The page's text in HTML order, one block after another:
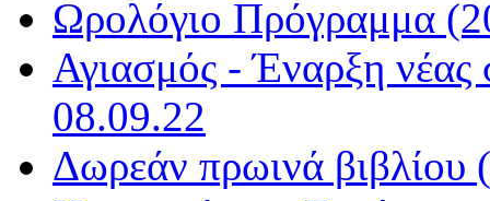
Ωρολόγιο Πρόγραμμα
Αγιασμός - Έναρξη νέας
08.09.22
Δωρεάν πρωινά